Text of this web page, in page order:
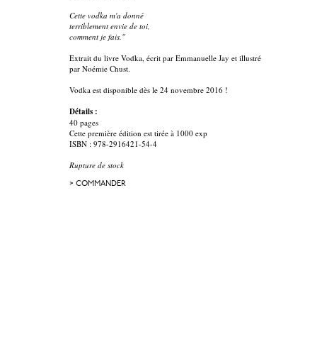
Cette vodka m'a donné
terriblement envie de toi,
comment je fais."
Extrait du livre Vodka, écrit par Emmanuelle Jay et illustré
par Noémie Chust.
Vodka est disponible dès le 24 novembre 2016 !
Détails :
40 pages
Cette première édition est tirée à 1000 exp
ISBN : 978-2916421-54-4
Rupture de stock
> COMMANDER